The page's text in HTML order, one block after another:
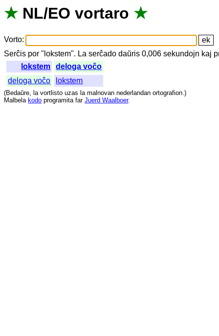
★ NL/EO vortaro ★
Vorto:
Serĉis por " lokstem". La serĉado daŭris 0,006sekundojn kaj
lokstem
deloga voĉo
deloga voĉo
lokstem
(Bedaŭre, la vortlisto uzas la malnovan nederlandan ortografion.)
Malbela kodo programita far Juerd Waalboer.